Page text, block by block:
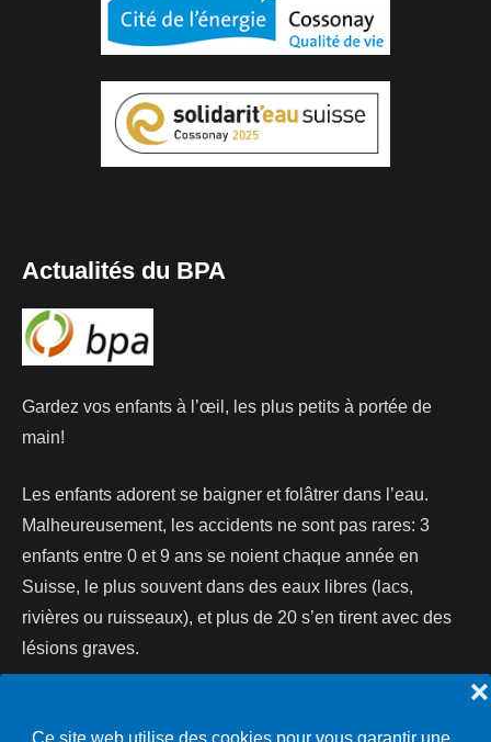
❌
Actualités du BPA
Gardez vos enfants à l’œil, les plus petits à portée de
main!
Les enfants adorent se baigner et folâtrer dans l’eau.
Malheureusement, les accidents ne sont pas rares: 3
enfants entre 0 et 9 ans se noient chaque année en
Suisse, le plus souvent dans des eaux libres (lacs,
rivières ou ruisseaux), et plus de 20 s’en tirent avec des
lésions graves.